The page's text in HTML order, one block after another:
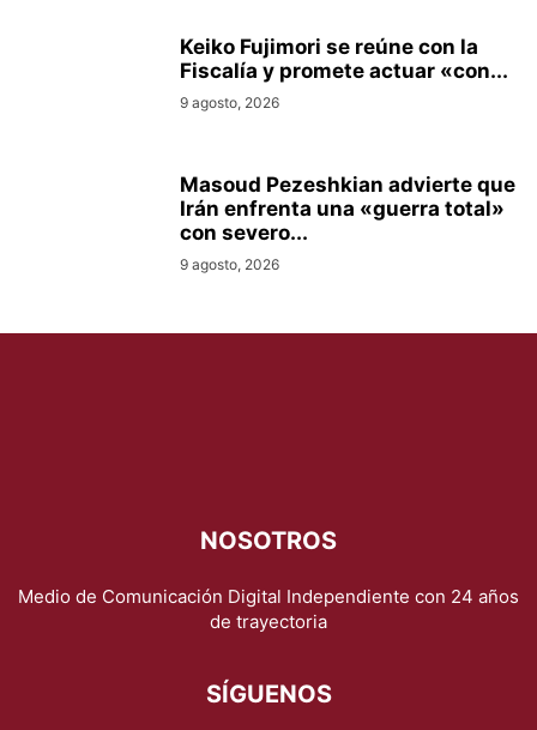
Keiko Fujimori se reúne con la
Fiscalía y promete actuar «con...
9 agosto, 2026
Masoud Pezeshkian advierte que
Irán enfrenta una «guerra total»
con severo...
9 agosto, 2026
NOSOTROS
Medio de Comunicación Digital Independiente con 24 años
de trayectoria
SÍGUENOS